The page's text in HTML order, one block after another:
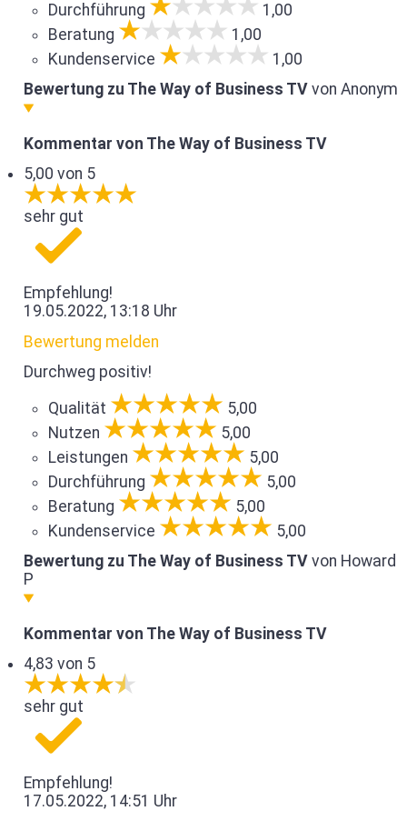
Durchführung
1,00
Beratung
1,00
Kundenservice
1,00
Bewertung zu The Way of Business TVvon Anonym
Kommentar von The Way of Business TV
5,00 von 5
sehr gut
Empfehlung!
19.05.2022, 13:18 Uhr
Bewertung melden
Durchweg positiv!
Qualität
5,00
Nutzen
5,00
Leistungen
5,00
Durchführung
5,00
Beratung
5,00
Kundenservice
5,00
Bewertung zu The Way of Business TVvon Howard
P
Kommentar von The Way of Business TV
4,83 von 5
sehr gut
Empfehlung!
17.05.2022, 14:51 Uhr